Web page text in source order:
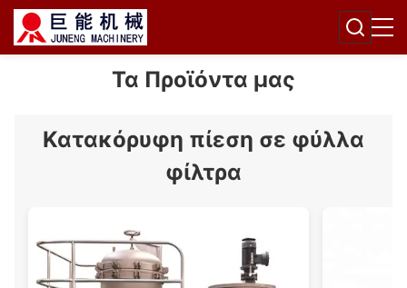
Τα Προϊόντα μας
Κατακόρυφη πίεση σε φύλλα
φίλτρα